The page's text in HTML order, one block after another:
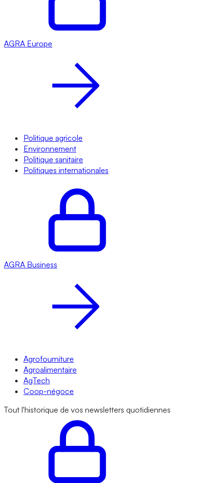
AGRA Europe
Politique agricole
Environnement
Politique sanitaire
Politiques internationales
AGRA Business
Agrofourniture
Agroalimentaire
AgTech
Coop-négoce
Tout l'historique de vos newsletters quotidiennes